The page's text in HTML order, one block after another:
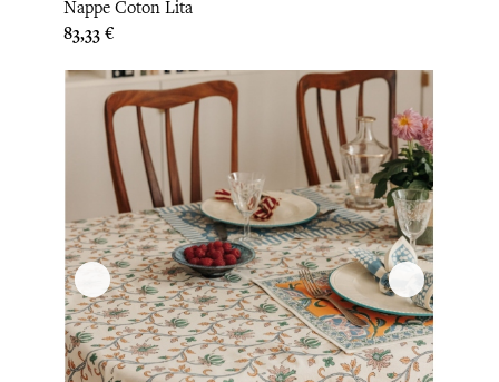
Nappe Coton Lita
Prix
83,33 €